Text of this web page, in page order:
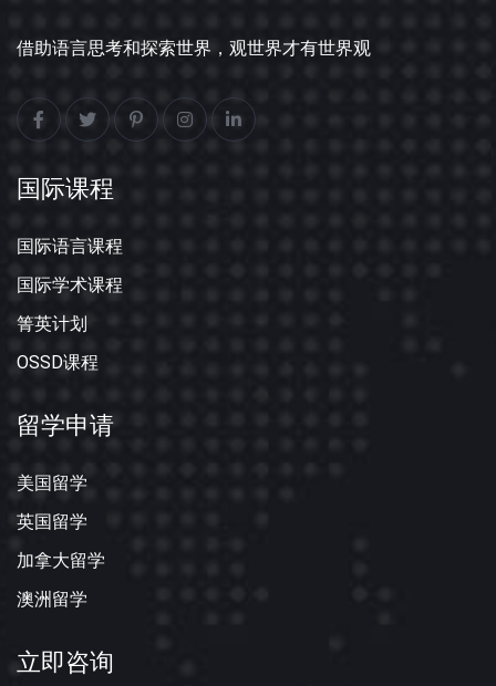
借助语言思考和探索世界，观世界才有世界观
国际课程
国际语言课程
国际学术课程
箐英计划
OSSD课程
留学申请
美国留学
英国留学
加拿大留学
澳洲留学
立即咨询